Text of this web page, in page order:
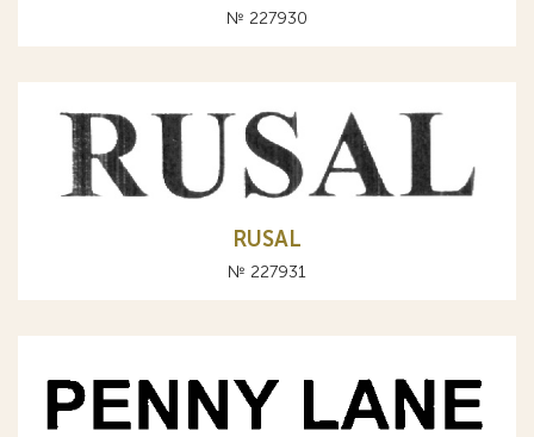
№ 227930
RUSAL
№ 227931